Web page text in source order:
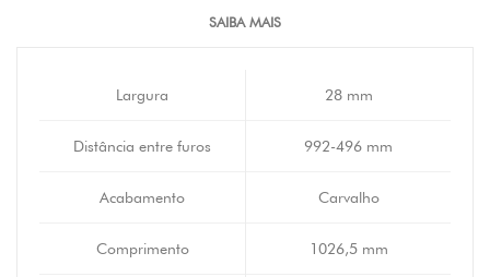
SAIBA MAIS
Largura 28 mm
Distância entre furos 992-496 mm
Acabamento Carvalho
Comprimento 1026,5 mm